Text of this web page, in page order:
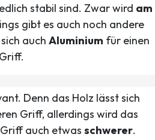
stabil sind. Zwar wird am
gibt es auch noch andere
auchAluminium für einen
Griff.
Denn das Holz lässt sich
Griff, allerdings wird das
Griff auch etwasschwerer.